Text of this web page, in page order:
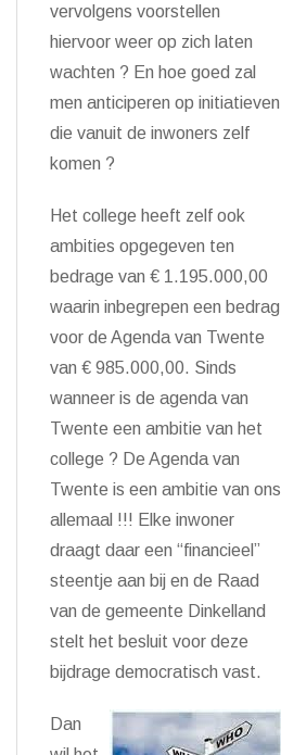
vervolgens voorstellen
hiervoor weer op zich laten
wachten ? En hoe goed zal
men anticiperen op initiatieven
die vanuit de inwoners zelf
komen ?
Het college heeft zelf ook
ambities opgegeven ten
bedrage van € 1.195.000,00
waarin inbegrepen een bedrag
voor de Agenda van Twente
van € 985.000,00. Sinds
wanneer is de agenda van
Twente een ambitie van het
college ? De Agenda van
Twente is een ambitie van ons
allemaal !!! Elke inwoner
draagt daar een “financieel”
steentje aan bij en de Raad
van de gemeente Dinkelland
stelt het besluit voor deze
bijdrage democratisch vast.
Dan